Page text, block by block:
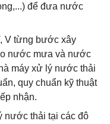
để đưa nước
V từng bước xây
nước mưa và nước
máy xử lý nước thải
quy chuẩn kỹ thuật
nhận.
nước thải tại các đô